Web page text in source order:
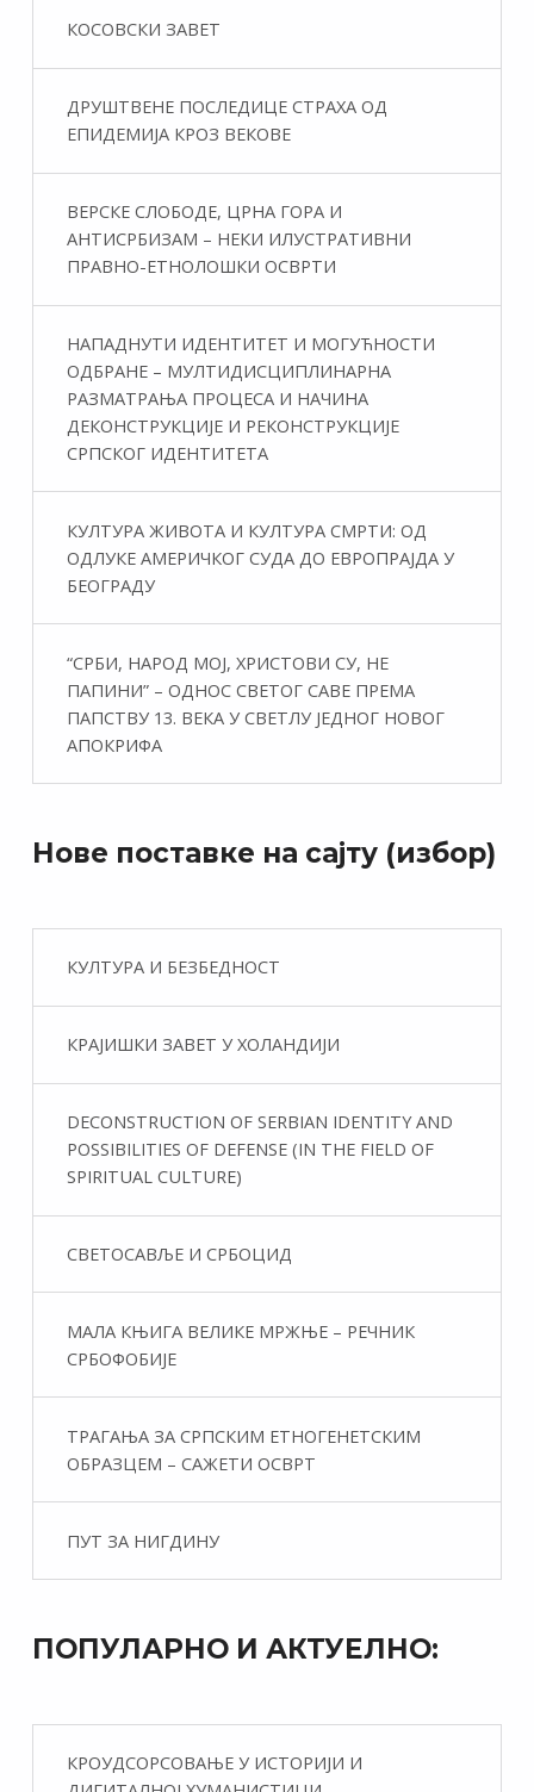
КОСОВСКИ ЗАВЕТ
ДРУШТВЕНЕ ПОСЛЕДИЦЕ СТРАХА ОД
ЕПИДЕМИЈА КРОЗ ВЕКОВЕ
ВЕРСКЕ СЛОБОДЕ, ЦРНА ГОРА И
АНТИСРБИЗАМ – НЕКИ ИЛУСТРАТИВНИ
ПРАВНО-ЕТНОЛОШКИ ОСВРТИ
НАПАДНУТИ ИДЕНТИТЕТ И МОГУЋНОСТИ
ОДБРАНЕ – МУЛТИДИСЦИПЛИНАРНА
РАЗМАТРАЊА ПРОЦЕСА И НАЧИНА
ДЕКОНСТРУКЦИЈЕ И РЕКОНСТРУКЦИЈЕ
СРПСКОГ ИДЕНТИТЕТА
КУЛТУРА ЖИВОТА И КУЛТУРА СМРТИ: ОД
ОДЛУКЕ АМЕРИЧКОГ СУДА ДО ЕВРОПРАЈДА У
БЕОГРАДУ
“СРБИ, НАРОД МОЈ, ХРИСТОВИ СУ, НЕ
ПАПИНИ” – ОДНОС СВЕТОГ САВЕ ПРЕМА
ПАПСТВУ 13. ВЕКА У СВЕТЛУ ЈЕДНОГ НОВОГ
АПОКРИФА
Нове поставке на сајту (избор)
КУЛТУРА И БЕЗБЕДНОСТ
КРАЈИШКИ ЗАВЕТ У ХОЛАНДИЈИ
DECONSTRUCTION OF SERBIAN IDENTITY AND
POSSIBILITIES OF DEFENSE (IN THE FIELD OF
SPIRITUAL CULTURE)
СВЕТОСАВЉЕ И СРБОЦИД
МАЛА КЊИГА ВЕЛИКЕ МРЖЊЕ – РЕЧНИК
СРБОФОБИЈЕ
ТРАГАЊА ЗА СРПСКИМ ЕТНОГЕНЕТСКИМ
ОБРАЗЦЕМ – САЖЕТИ ОСВРТ
ПУТ ЗА НИГДИНУ
ПОПУЛАРНО И АКТУЕЛНО:
КРОУДСОРСОВАЊЕ У ИСТОРИЈИ И